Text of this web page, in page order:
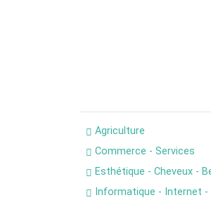
Agriculture
Commerce - Services
Esthétique - Cheveux -
Informatique - Internet -